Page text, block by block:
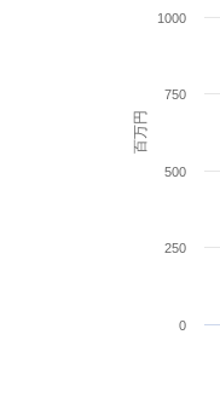
百万円
0
250
500
750
1000